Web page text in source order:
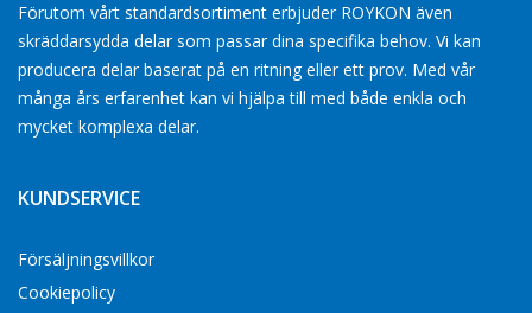
Förutom vårt standardsortiment erbjuder ROYKON även
skräddarsydda delar som passar dina specifika behov. Vi kan
producera delar baserat på en ritning eller ett prov. Med vår
många års erfarenhet kan vi hjälpa till med både enkla och
mycket komplexa delar.
KUNDSERVICE
Försäljningsvillkor
Cookiepolicy